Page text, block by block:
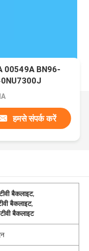
00549A BN96-
हमसे संपर्क करें
बैकलाइट,
बैकलाइट,
बैकलाइट